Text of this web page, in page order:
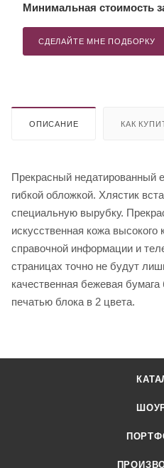
Минимальная стоимость
СДЕЛАЙТЕ МНЕ ПОДБОРКУ
ОПИСАНИЕ КАК
Прекрасный недатированный
гибкой обложкой. Хлястик
специальную вырубку.
искусственная кожа высокого
справочной информации и
страницах точно не будут
качественная бежевая
печатью блока в 2 цвета.